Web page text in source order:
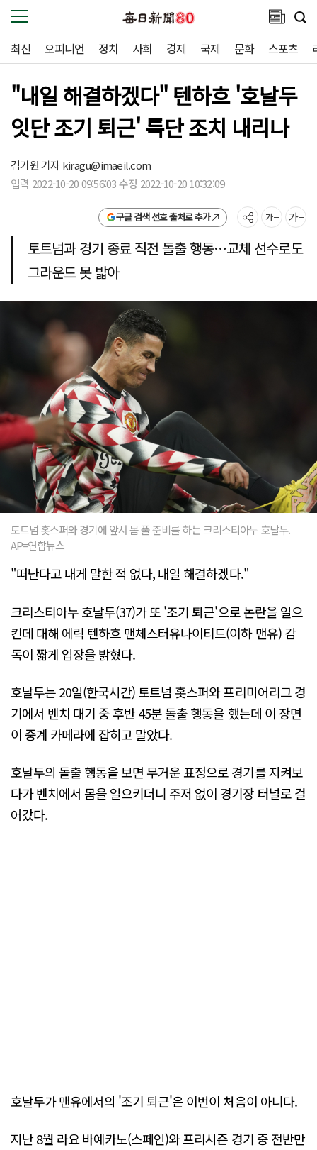
최신 오피니언 정치 사회 경제 국제 문화 스포츠
"내일 해결하겠다" 텐하흐 '호날두
잇단 조기 퇴근' 특단 조치 내리나
김기원 기자kiragu@imaeil.com
입력 2022-10-20 09:56:03 수정 2022-10-20 10:32:09
구글 검색 선호 출처로 추가
토트넘과 경기 종료 직전 돌출 행동…교체 선수로도
그라운드 못 밟아
토트넘 홋스퍼와 경기에 앞서 몸 풀 준비를 하는 크리스티아누 호날두.
AP=연합뉴스
"떠난다고 내게 말한 적 없다, 내일 해결하겠다."
크리스티아누 호날두(37)가 또 '조기 퇴근'으로 논란을 일으
킨데 대해 에릭 텐하흐 맨체스터유나이티드(이하 맨유) 감
독이 짧게 입장을 밝혔다.
호날두는 20일(한국시간) 토트넘 홋스퍼와 프리미어리그 경
기에서 벤치 대기 중 후반 45분 돌출 행동을 했는데 이 장면
이 중계 카메라에 잡히고 말았다.
호날두의 돌출 행동을 보면 무거운 표정으로 경기를 지켜보
다가 벤치에서 몸을 일으키더니 주저 없이 경기장 터널로 걸
어갔다.
호날두가 맨유에서의 '조기 퇴근'은 이번이 처음이 아니다.
지난 8월 라요 바예카노(스페인)와 프리시즌 경기 중 전반만